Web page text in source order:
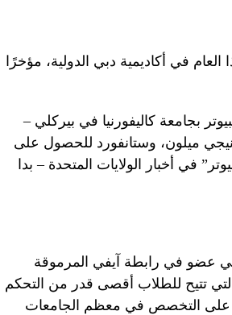
في أكاديمية دبي الدولية، مؤخرًا
بجامعة كاليفورنيا في بيركلي –
ميلون، وستانفورد للحصول على
في أخبار الولايات المتحدة – بدا
عضو في رابطة آيفي المرموقة
التي تتيح للطلاب أقصى قدر من التحكم
على التخصص في معظم الجامعات